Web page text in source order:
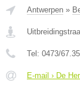
Antwerpen »
Tel: 0473/
E-mail › De